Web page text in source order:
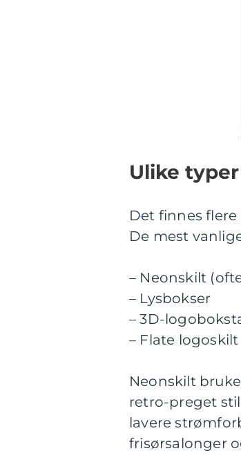
Ulike
Det finnes
De mest
– Neonskilt
– Lysbokser
– 3D-
– Flate
Neonskilt
retro-preget
lavere
frisørsalonger